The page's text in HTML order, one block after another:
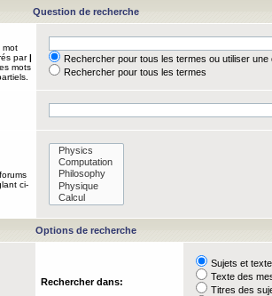
Question de recherche
mot
par|
mots
Rechercher pour tous les termes ou utiliser
Rechercher pour tous les termes
ci-
Options de recherche
Rechercher dans:
Sujets et
Texte des
Titres des